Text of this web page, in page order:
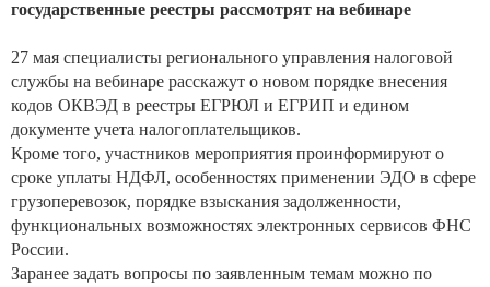
государственные реестры рассмотрят на вебинаре
27 мая специалисты регионального управления налоговой
службы на вебинаре расскажут о новом порядке внесения
кодов ОКВЭД в реестры ЕГРЮЛ и ЕГРИП и едином
документе учета налогоплательщиков.
Кроме того, участников мероприятия проинформируют о
сроке уплаты НДФЛ, особенностях применении ЭДО в сфере
грузоперевозок, порядке взыскания задолженности,
функциональных возможностях электронных сервисов ФНС
России.
Заранее задать вопросы по заявленным темам можно по